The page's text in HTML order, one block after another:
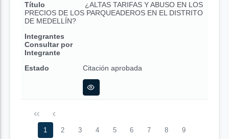
Título
¿ALTAS TARIFAS Y ABUSO EN LOS
PRECIOS DE LOS PARQUEADEROS EN EL DISTRITO
DE MEDELLÍN?
Integrantes
Consultar por
Integrante
Estado
Citación aprobada
1 2 3 4 5 6 7 8 9